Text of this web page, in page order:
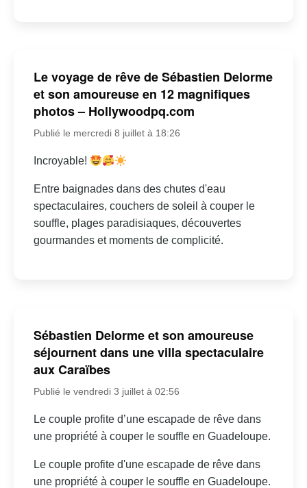
Le voyage de rêve de Sébastien Delorme
et son amoureuse en 12 magnifiques
photos – Hollywoodpq.com
Publié le mercredi 8 juillet à 18:26
Incroyable!
Entre baignades dans des chutes d'eau
spectaculaires, couchers de soleil à couper le
souffle, plages paradisiaques, découvertes
gourmandes et moments de complicité.
Sébastien Delorme et son amoureuse
séjournent dans une villa spectaculaire
aux Caraïbes
Publié le vendredi 3 juillet à 02:56
Le couple profite d’une escapade de rêve dans
une propriété à couper le souffle en Guadeloupe.
Le couple profite d'une escapade de rêve dans
une propriété à couper le souffle en Guadeloupe.